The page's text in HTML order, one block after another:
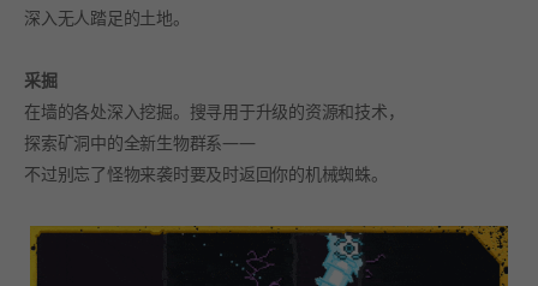
深入无人踏足的土地。
采掘
在墙的各处深入挖掘。搜寻用于升级的资源和技术，
探索矿洞中的全新生物群系——
不过别忘了怪物来袭时要及时返回你的机械蜘蛛。